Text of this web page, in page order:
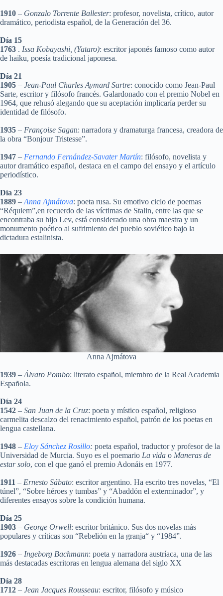
1910 – Gonzalo Torrente Ballester: profesor, novelista, crítico, autor
dramático, periodista español, de la Generación del 36.
Día 15
1763 . Issa Kobayashi, (Yataro): escritor japonés famoso como autor
de haiku, poesía tradicional japonesa.
Día 21
1905 – Jean-Paul Charles Aymard Sartre: conocido como Jean-Paul
Sarte, escritor y filósofo francés. Galardonado con el premio Nobel en
1964, que rehusó alegando que su aceptación implicaría perder su
identidad de filósofo.
1935 – Françoise Sagan: narradora y dramaturga francesa, creadora de
la obra “Bonjour Tristesse”.
1947 – Fernando Fernández-Savater Martín: filósofo, novelista y
autor dramático español, destaca en el campo del ensayo y el artículo
periodístico.
Día 23
1889 – Anna Ajmátova: poeta rusa. Su emotivo ciclo de poemas
“Réquiem”,en recuerdo de las víctimas de Stalin, entre las que se
encontraba su hijo Lev, está considerado una obra maestra y un
monumento poético al sufrimiento del pueblo soviético bajo la
dictadura estalinista.
Anna Ajmátova
1939 – Álvaro Pombo: literato español, miembro de la Real Academia
Española.
Día 24
1542 – San Juan de la Cruz: poeta y místico español, religioso
carmelita descalzo del renacimiento español, patrón de los poetas en
lengua castellana.
1948 – Eloy Sánchez Rosillo: poeta español, traductor y profesor de la
Universidad de Murcia. Suyo es el poemario La vida o Maneras de
estar solo, con el que ganó el premio Adonáis en 1977.
1911 – Ernesto Sábato: escritor argentino. Ha escrito tres novelas, “El
túnel”, “Sobre héroes y tumbas” y “Abaddón el exterminador”, y
diferentes ensayos sobre la condición humana.
Día 25
1903 – George Orwell: escritor británico. Sus dos novelas más
populares y críticas son “Rebelión en la granja“ y “1984”.
1926 – Ingeborg Bachmann: poeta y narradora austríaca, una de las
más destacadas escritoras en lengua alemana del siglo XX
Día 28
1712 – Jean Jacques Rousseau: escritor, filósofo y músico